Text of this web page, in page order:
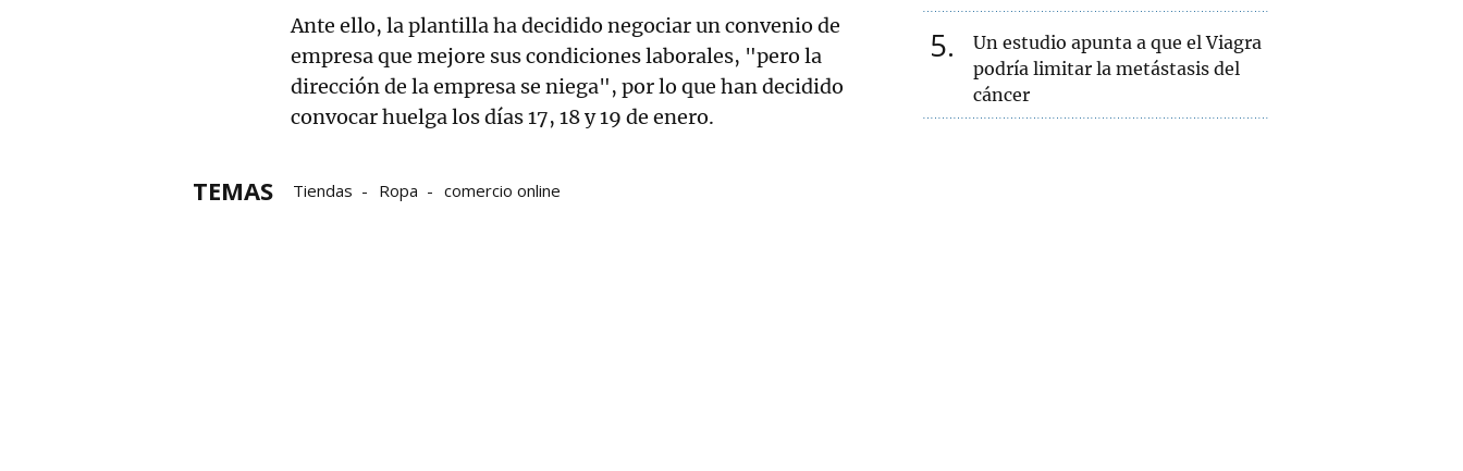
Ante ello, la plantilla ha decidido negociar un convenio de
empresa que mejore sus condiciones laborales, "pero la
dirección de la empresa se niega", por lo que han decidido
convocar huelga los días 17, 18 y 19 de enero.
TEMAS Tiendas Ropa comercio online
5
Un estudio apunta a que el Viagra
podría limitar la metástasis del
cáncer